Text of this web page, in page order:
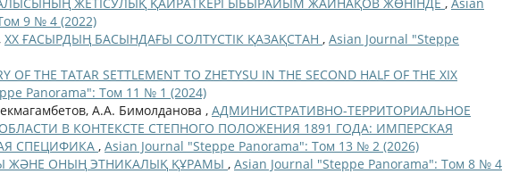
ЖЕТІСУЛЫҚ ҚАЙРАТКЕРІ ЫБЫРАЙЫМ ЖАЙНАҚОВ ЖӨНІНДЕ , Asian
9 № 4 (2022)
ХХ ҒАСЫРДЫҢ БАСЫНДАҒЫ СОЛТҮСТІК ҚАЗАҚСТАН , Asian Journal "Steppe
OF THE TATAR SETTLEMENT TO ZHETYSU IN THE SECOND HALF OF THE XIX
Panorama": Том 11 № 1 (2024)
А.А. Бимолданова , АДМИНИСТРАТИВНО-ТЕРРИТОРИАЛЬНОЕ
В КОНТЕКСТЕ СТЕПНОГО ПОЛОЖЕНИЯ 1891 ГОДА: ИМПЕРСКАЯ
СПЕЦИФИКА , Asian Journal "Steppe Panorama": Том 13 № 2 (2026)
ЖӘНЕ ОНЫҢ ЭТНИКАЛЫҚ ҚҰРАМЫ , Asian Journal "Steppe Panorama": Том 8 № 4